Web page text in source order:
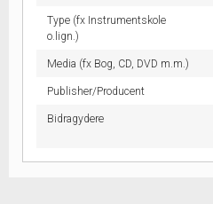
Type (fx Instrumentskole
o.lign.)
Media (fx Bog, CD, DVD m.m.)
Publisher/Producent
Bidragydere